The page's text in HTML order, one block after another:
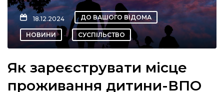
новини
18.12.2024 ДО ВАШОГО ВІДОМА
НОВИНИ СУСПІЛЬСТВО
Як зареєструвати місце
проживання дитини-ВПО